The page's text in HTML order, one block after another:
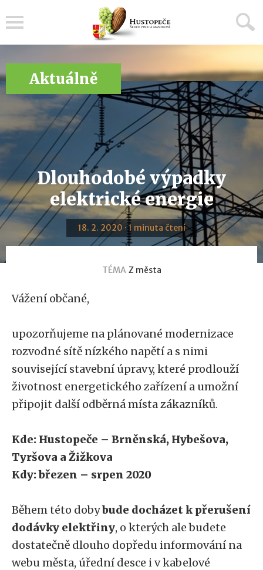
Aktuálně
Dlouhodobé výpadky
elektrické energie
18. 2. 2020 · 1 minuta čtení
TÉMA Z města
Vážení občané,
upozorňujeme na plánované modernizace
rozvodné sítě nízkého napětí a s nimi
související stavební úpravy, které prodlouží
životnost energetického zařízení a umožní
připojit další odběrná místa zákazníků.
Kde: Hustopeče – Brněnská, Hybešova,
Tyršova a Žižkova
Kdy: březen – srpen 2020
Během této dobybude docházet k přerušení
dodávky elektřiny, o kterých ale budete
dostatečně dlouho dopředu informování na
webu města, úřední desce i v kabelové